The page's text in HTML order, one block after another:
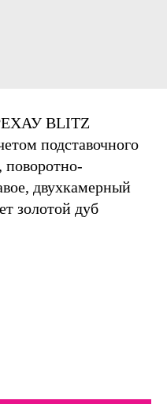
BLITZ
подставочного
поворотно-
двухкамерный
золотой дуб